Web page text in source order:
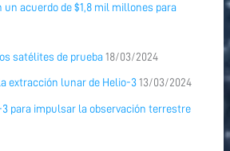
un acuerdo de $1,8 mil millones para
satélites de prueba 18/03/2024
extracción lunar de Helio-3 13/03/2024
para impulsar la observación terrestre